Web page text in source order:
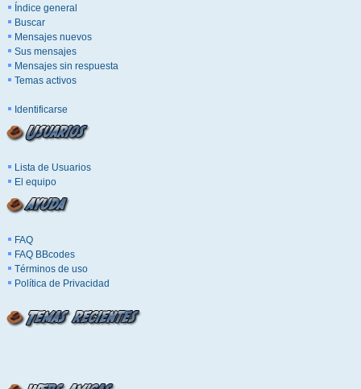
Índice general
Buscar
Mensajes nuevos
Sus mensajes
Mensajes sin respuesta
Temas activos
Identificarse
Lista de Usuarios
El equipo
FAQ
FAQ BBcodes
Términos de uso
Política de Privacidad